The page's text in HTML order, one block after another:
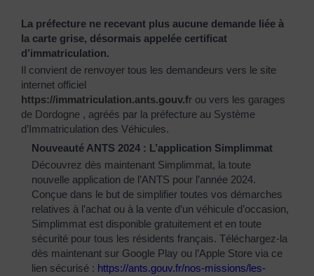
La préfecture ne recevant plus aucune demande liée à
la carte grise, désormais appelée certificat
d’immatriculation.
Il convient de renvoyer tous les demandeurs vers le site
internet officiel
https://immatriculation.ants.gouv.fr ou vers les garages
de Dordogne , agréés par la préfecture au Système
d’Immatriculation des Véhicules.
Nouveauté ANTS 2024 : L’application Simplimmat
Découvrez dès maintenant Simplimmat, la toute
nouvelle application de l’ANTS pour l’année 2024.
Conçue dans le but de simplifier toutes vos démarches
relatives à l’achat ou à la vente d’un véhicule d’occasion,
Simplimmat est disponible gratuitement et en toute
sécurité pour tous les résidents français. Téléchargez-la
dès maintenant sur Google Play ou l’Apple Store via ce
lien sécurisé : https://ants.gouv.fr/nos-missions/les-